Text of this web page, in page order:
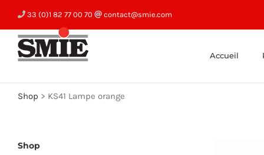
content
33 (0)1 82 77 00 70 contact@smie.com
Accueil
Shop > KS41 Lampe orange
Shop